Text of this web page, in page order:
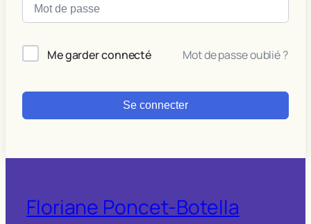
Me garder connecté Mot de passe oublié ?
Se connecter
Floriane Poncet-Botella